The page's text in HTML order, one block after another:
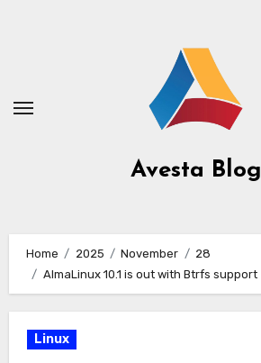
Avesta Blog
Home 2025 November
28
AlmaLinux 10.1 is out with Btrfs support
Linux